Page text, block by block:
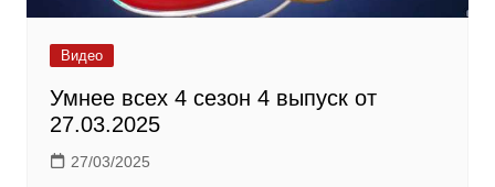
Видео
Умнее всех 4 сезон 4 выпуск от
27.03.2025
27/03/2025